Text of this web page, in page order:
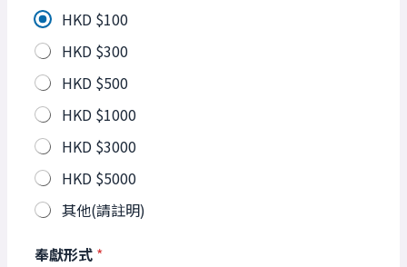
HKD $100
HKD $300
HKD $500
HKD $1000
HKD $3000
HKD $5000
其他(請註明)
奉獻形式 *